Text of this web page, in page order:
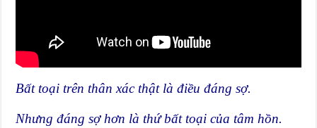
Bất toại trên thân xác thật là điều đáng sợ.
Nhưng đáng sợ hơn là thứ bất toại của tâm hồn.